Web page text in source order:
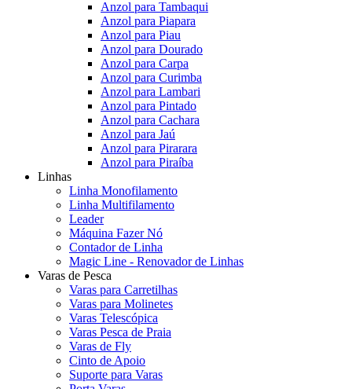
Anzol para Tambaqui
Anzol para Piapara
Anzol para Piau
Anzol para Dourado
Anzol para Carpa
Anzol para Curimba
Anzol para Lambari
Anzol para Pintado
Anzol para Cachara
Anzol para Jaú
Anzol para Pirarara
Anzol para Piraíba
Linhas
Linha Monofilamento
Linha Multifilamento
Leader
Máquina Fazer Nó
Contador de Linha
Magic Line - Renovador de Linhas
Varas de Pesca
Varas para Carretilhas
Varas para Molinetes
Varas Telescópica
Varas Pesca de Praia
Varas de Fly
Cinto de Apoio
Suporte para Varas